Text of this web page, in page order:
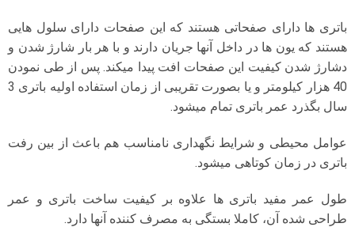
باتری ها دارای صفحاتی هستند که این صفحات دارای سلول هایی
هستند که یون ها در داخل آنها جریان دارند و با هر بار شارژ شدن و
دشارژ شدن کیفیت این صفحات افت پیدا میکند. پس از طی نمودن
40 هزار کیلومتر و یا بصورت تقریبی از زمان استفاده اولیه باتری 3
سال بگذرد عمر باتری تمام میشود.
عوامل محیطی و شرایط نگهداری نامناسب هم باعث از بین رفت
باتری در زمان کوتاهی میشود.
طول عمر مفید باتری ها علاوه بر کیفیت ساخت باتری و عمر
طراحی شده آن، کاملا بستگی به مصرف کننده آنها دارد.